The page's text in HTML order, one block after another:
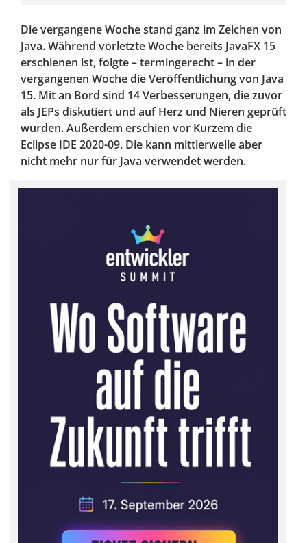
Die vergangene Woche stand ganz im Zeichen von
Java. Während vorletzte Woche bereits JavaFX 15
erschienen ist, folgte – termingerecht – in der
vergangenen Woche die Veröffentlichung von Java
15. Mit an Bord sind 14 Verbesserungen, die zuvor
als JEPs diskutiert und auf Herz und Nieren geprüft
wurden. Außerdem erschien vor Kurzem die
Eclipse IDE 2020-09. Die kann mittlerweile aber
nicht mehr nur für Java verwendet werden.